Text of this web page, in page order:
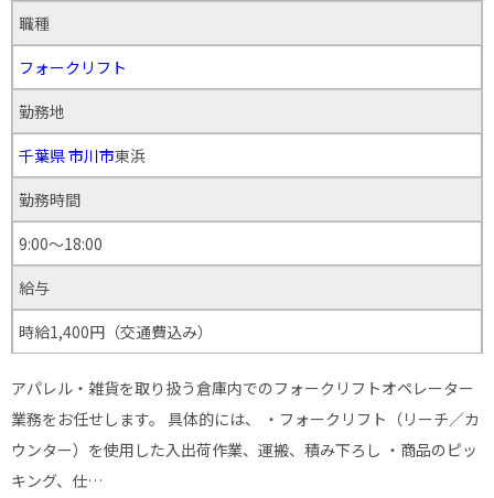
職種
フォークリフト
勤務地
千葉県市川市東浜
勤務時間
9:00～18:00
給与
時給1,400円（交通費込み）
アパレル・雑貨を取り扱う倉庫内でのフォークリフトオペレーター
業務をお任せします。 具体的には、 ・フォークリフト（リーチ／カ
ウンター）を使用した入出荷作業、運搬、積み下ろし ・商品のピッ
キング、仕…